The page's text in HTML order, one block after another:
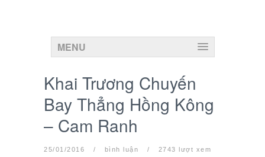
MENU
Khai Trương Chuyến
Bay Thẳng Hồng Kông
– Cam Ranh
25/01/2016 / bình luận / 2743 lượt xem